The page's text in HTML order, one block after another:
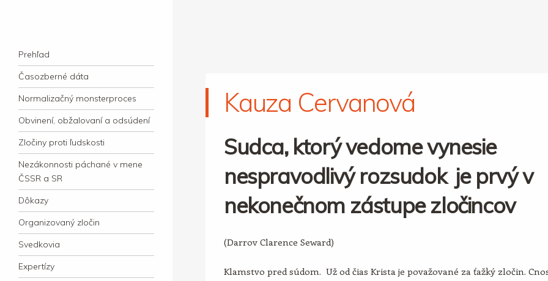
súdny proces v dejnách slovenskej justície
Navigation
Skip to content
Prehľad
Časozberné dáta
Normalizačný monsterproces
Obvinení, obžalovaní a odsúdení
Zločiny proti ľudskosti
Nezákonnosti páchané v mene
ČSSR a SR
Dôkazy
Organizovaný zločin
Svedkovia
Expertízy
Kauza Cervanová
Sudca, ktorý vedome vynesie
nespravodlivý rozsudok je prvý v
nekonečnom zástupe zločincov
(Darrov Clarence Seward)
Klamstvo pred súdom. Už od čias Krista je považované za ťažký zločin.